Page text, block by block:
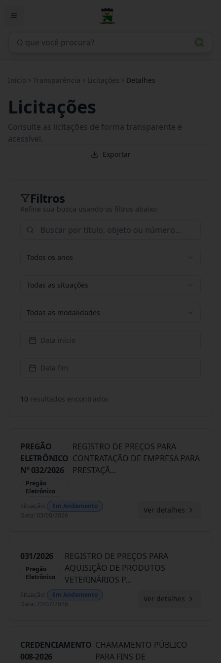
Início Transparência Licitações Detalhes
Licitações
Consulte as licitações de forma transparente e
acessível.
Exportar
Filtros
Refine sua busca usando os filtros abaixo
Todos os anos
Todas as situações
Todas as modalidades
Data início
Data fim
10 resultados encontrados
PREGÃO
ELETRÔNICO
Nº 032/2026
Pregão
Eletrônico
REGISTRO DE PREÇOS PARA
CONTRATAÇÃO DE EMPRESA PARA
PRESTAÇÃ...
Situação:
Em Andamento
Data: 03/08/2026
Ver detalhes
031/2026
Pregão
Eletrônico
REGISTRO DE PREÇOS PARA
AQUISIÇÃO DE PRODUTOS
VETERINÁRIOS P...
Situação:
Em Andamento
Data: 22/07/2026
Ver detalhes
CREDENCIAMENTO
008-2026
CHAMAMENTO PÚBLICO
PARA FINS DE